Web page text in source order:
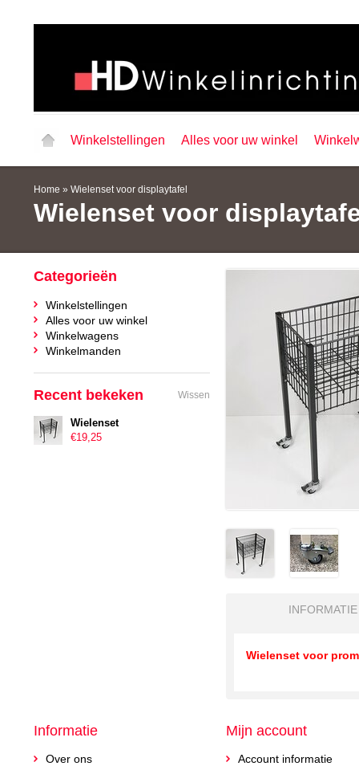
Winkelstellingen Alles voor uw winkel
Home » Wielenset voor displaytafel
Wielenset voor
INFORMATIE
Wielenset voor
Categorieën
Winkelstellingen
Alles voor uw winkel
Winkelwagens
Winkelmanden
Recent bekeken Wissen
Wielenset
€19,25
Informatie
Over ons
Mijn account
Account informatie